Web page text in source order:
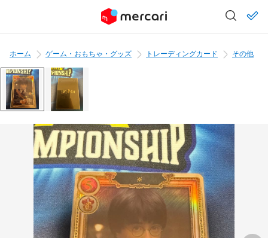
ホーム ゲーム・おもちゃ・グッズ トレーディングカード その他